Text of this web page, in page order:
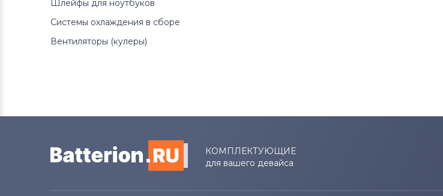
Вентиляторы (кулеры)
Вентиляторы (кулеры)
Вентиляторы (кулеры)Fujitsu
Шлейфы для ноутбуков
Системы охлаждения в сборе
Вентиляторы (кулеры)
КОМПЛЕКТУЮЩИЕ
для вашего девайса